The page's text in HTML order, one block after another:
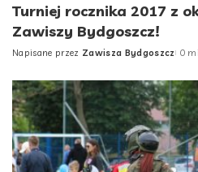
Turniej rocznika 2017 z
Zawiszy Bydgoszcz!
Posted
Napisane przez Zawisza Bydgoszcz 0